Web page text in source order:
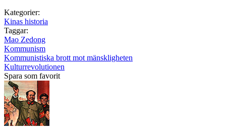
Kategorier:
Kinas historia
Taggar:
Mao Zedong
Kommunism
Kommunistiska brott mot mänskligheten
Kulturrevolutionen
Spara som favorit